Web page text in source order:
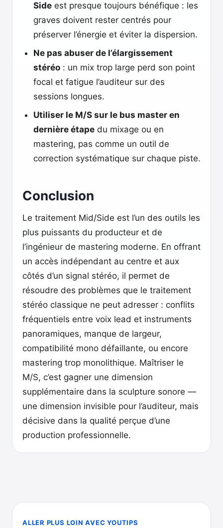
Side est presque toujours bénéfique : les
graves doivent rester centrés pour
préserver l’énergie et éviter la dispersion.
Ne pas abuser de l’élargissement
stéréo : un mix trop large perd son point
focal et fatigue l’auditeur sur des
sessions longues.
Utiliser le M/S sur le bus master en
dernière étape du mixage ou en
mastering, pas comme un outil de
correction systématique sur chaque piste.
Conclusion
Le traitement Mid/Side est l’un des outils les
plus puissants du producteur et de
l’ingénieur de mastering moderne. En offrant
un accès indépendant au centre et aux
côtés d’un signal stéréo, il permet de
résoudre des problèmes que le traitement
stéréo classique ne peut adresser : conflits
fréquentiels entre voix lead et instruments
panoramiques, manque de largeur,
compatibilité mono défaillante, ou encore
mastering trop monolithique. Maîtriser le
M/S, c’est gagner une dimension
supplémentaire dans la sculpture sonore —
une dimension invisible pour l’auditeur, mais
décisive dans la qualité perçue d’une
production professionnelle.
ALLER PLUS LOIN AVEC YOUTIPS